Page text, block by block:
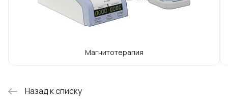
Магнитотерапия
Назад к списку